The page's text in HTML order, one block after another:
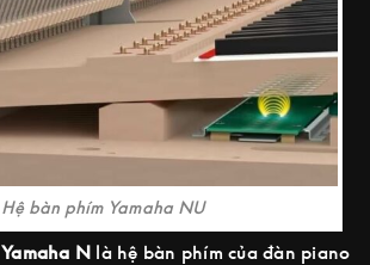
Hệ bàn phím Yamaha NU
Yamaha N là hệ bàn phím của đàn piano